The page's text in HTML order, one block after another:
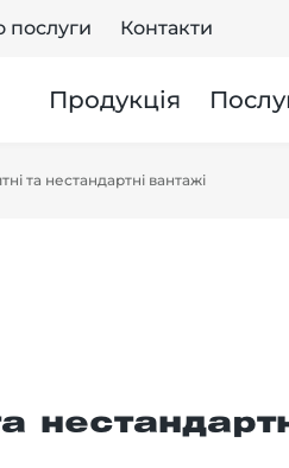
послуги Контакти
Продукція
та нестандартні вантажі